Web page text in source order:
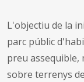
L'objectiu de la
parc públic
preu
sobre terrenys